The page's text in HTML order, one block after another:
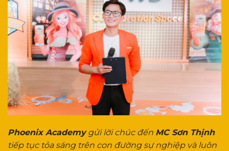
Phoenix Academygửi lời chúc đến MC Sơn Thịnh
tiếp tục tỏa sáng trên con đường sự nghiệp và luôn